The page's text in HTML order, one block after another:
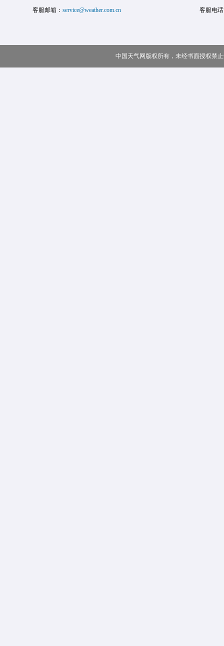
客服邮箱： service@weather.com.cn 客服电
中国天气网版权所有，未经书面授权